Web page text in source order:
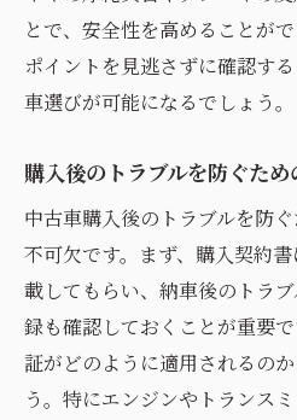
とで、安全性を高めることが
ポイントを見逃さずに確認す
車選びが可能になるでしょう。
購入後のトラブルを防ぐため
中古車購入後のトラブルを防
不可欠です。まず、購入契約
載してもらい、納車後のトラ
録も確認しておくことが重要
証がどのように適用されるの
う。特にエンジンやトランス